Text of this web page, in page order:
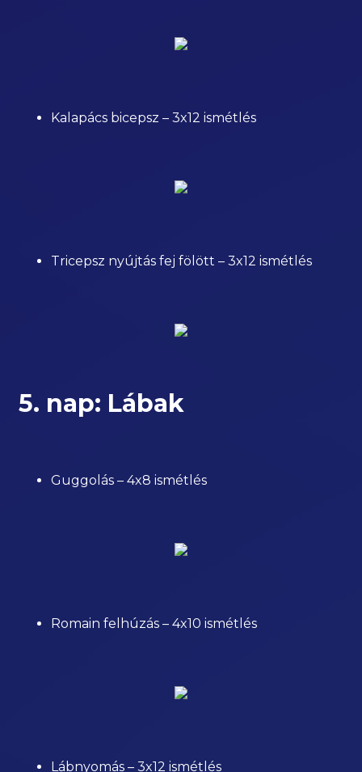
Kalapács bicepsz – 3x12 ismétlés
Tricepsz nyújtás fej fölött – 3x12 ismétlés
5. nap: Lábak
Guggolás – 4x8 ismétlés
Romain felhúzás – 4x10 ismétlés
Lábnyomás – 3x12 ismétlés